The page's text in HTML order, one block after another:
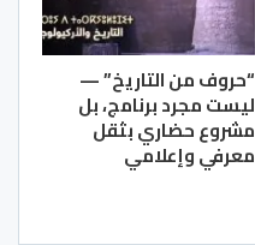
“حروف من التاريخ” —
ليست مجرد برنامج، بل
مشروع حضاري بثقل
معرفي وإعلامي